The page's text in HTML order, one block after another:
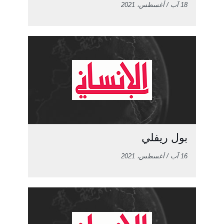
18 آب / أغسطس، 2021
بول ريفلي
16 آب / أغسطس، 2021